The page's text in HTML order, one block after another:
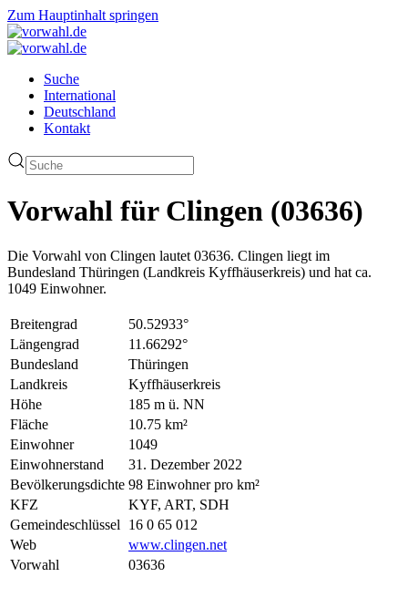
Zum Hauptinhalt springen
Suche
International
Deutschland
Kontakt
Vorwahl für Clingen (03636)
Die Vorwahl von Clingen lautet 03636. Clingen liegt im
Bundesland Thüringen (Landkreis Kyffhäuserkreis) und hat ca.
1049 Einwohner.
Breitengrad
50.52933°
Längengrad
11.66292°
Bundesland
Thüringen
Landkreis
Kyffhäuserkreis
Höhe
185 m ü. NN
Fläche
10.75 km²
Einwohner
1049
Einwohnerstand
31. Dezember 2022
Bevölkerungsdichte 98 Einwohner pro km²
KFZ
KYF, ART, SDH
Gemeindeschlüssel
16 0 65 012
Web
www.clingen.net
Vorwahl
03636